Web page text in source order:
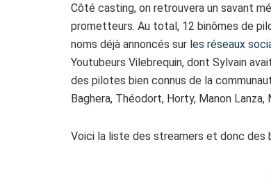
Côté casting, on retrouvera un savant
prometteurs. Au total, 12 binômes de
noms déjà annoncés sur les réseaux
Youtubeurs Vilebrequin, dont Sylvain
des pilotes bien connus de la
Baghera, Théodort, Horty, Manon
Voici la liste des streamers et donc des